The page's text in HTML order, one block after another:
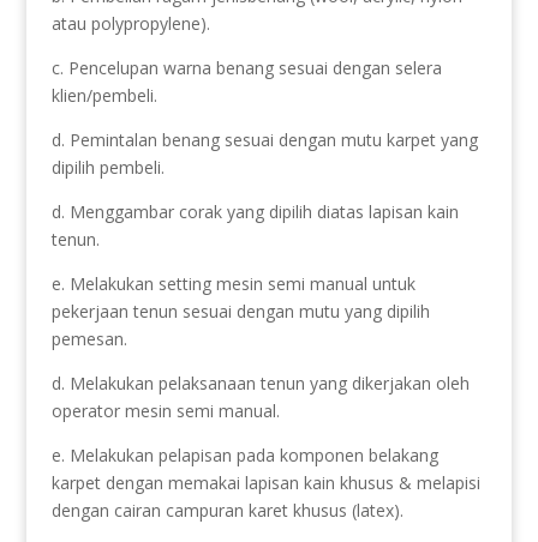
atau polypropylene).
c. Pencelupan warna benang sesuai dengan selera
klien/pembeli.
d. Pemintalan benang sesuai dengan mutu karpet yang
dipilih pembeli.
d. Menggambar corak yang dipilih diatas lapisan kain
tenun.
e. Melakukan setting mesin semi manual untuk
pekerjaan tenun sesuai dengan mutu yang dipilih
pemesan.
d. Melakukan pelaksanaan tenun yang dikerjakan oleh
operator mesin semi manual.
e. Melakukan pelapisan pada komponen belakang
karpet dengan memakai lapisan kain khusus & melapisi
dengan cairan campuran karet khusus (latex).